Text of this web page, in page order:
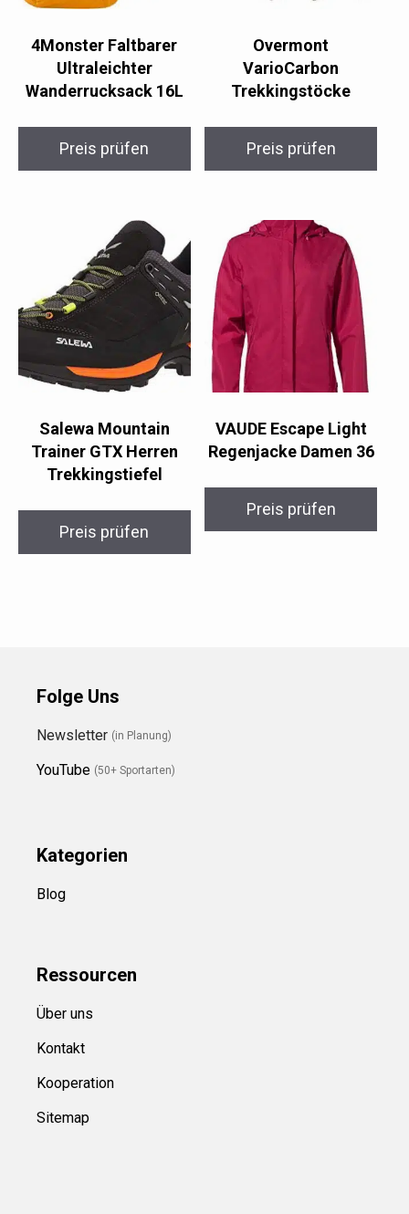
4Monster Faltbarer
Ultraleichter
Wanderrucksack 16L
Preis prüfen
Overmont
VarioCarbon
Trekkingstöcke
Preis prüfen
Salewa Mountain
Trainer GTX Herren
Trekkingstiefel
Preis prüfen
VAUDE Escape Light
Regenjacke Damen 36
Preis prüfen
Folge Uns
Newsletter (in Planung)
YouTube (50+ Sportarten)
Kategorien
Blog
Ressourcen
Über uns
Kontakt
Kooperation
Sitemap